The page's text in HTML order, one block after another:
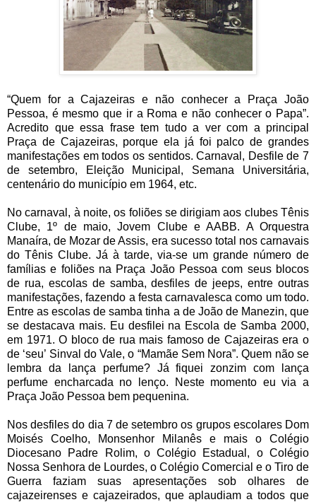
“Quem for a Cajazeiras e não conhecer a Praça João
Pessoa, é mesmo que ir a Roma e não conhecer o Papa”.
Acredito que essa frase tem tudo a ver com a principal
Praça de Cajazeiras, porque ela já foi palco de grandes
manifestações em todos os sentidos. Carnaval, Desfile de 7
de setembro, Eleição Municipal, Semana Universitária,
centenário do município em 1964, etc.
No carnaval, à noite, os foliões se dirigiam aos clubes Tênis
Clube, 1º de maio, Jovem Clube e AABB. A Orquestra
Manaíra, de Mozar de Assis, era sucesso total nos carnavais
do Tênis Clube. Já à tarde, via-se um grande número de
famílias e foliões na Praça João Pessoa com seus blocos
de rua, escolas de samba, desfiles de jeeps, entre outras
manifestações, fazendo a festa carnavalesca como um todo.
Entre as escolas de samba tinha a de João de Manezin, que
se destacava mais. Eu desfilei na Escola de Samba 2000,
em 1971. O bloco de rua mais famoso de Cajazeiras era o
de ‘seu’ Sinval do Vale, o “Mamãe Sem Nora”. Quem não se
lembra da lança perfume? Já fiquei zonzim com lança
perfume encharcada no lenço. Neste momento eu via a
Praça João Pessoa bem pequenina.
Nos desfiles do dia 7 de setembro os grupos escolares Dom
Moisés Coelho, Monsenhor Milanês e mais o Colégio
Diocesano Padre Rolim, o Colégio Estadual, o Colégio
Nossa Senhora de Lourdes, o Colégio Comercial e o Tiro de
Guerra faziam suas apresentações sob olhares de
cajazeirenses e cajazeirados, que aplaudiam a todos que